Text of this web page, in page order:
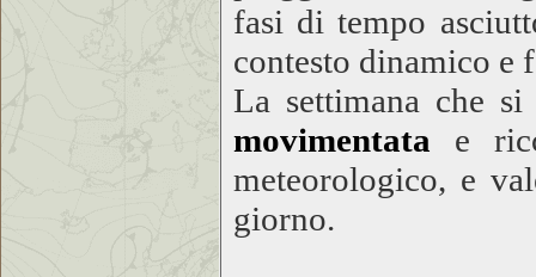
fasi di tempo
contesto dinamico e
La settimana che
movimentata e
meteorologico, e
giorno.